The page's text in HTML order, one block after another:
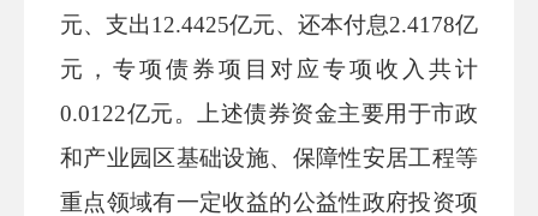
元、支出12.4425亿元、还本付息2.4178亿
元，专项债券项目对应专项收入共计
0.0122亿元。上述债券资金主要用于市政
和产业园区基础设施、保障性安居工程等
重点领域有一定收益的公益性政府投资项